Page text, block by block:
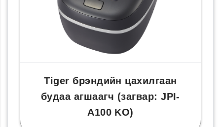
Tiger брэндийн цахилгаан
будаа агшаагч (загвар: JPI-
A100 KO)